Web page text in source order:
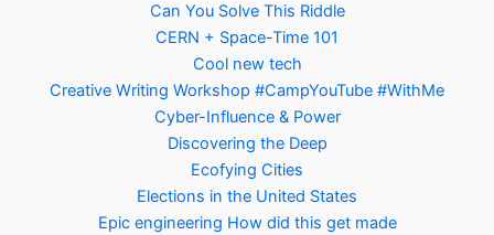
Can You Solve This Riddle
CERN + Space-Time 101
Cool new tech
Creative Writing Workshop #CampYouTube #WithMe
Cyber-Influence & Power
Discovering the Deep
Ecofying Cities
Elections in the United States
Epic engineering How did this get made